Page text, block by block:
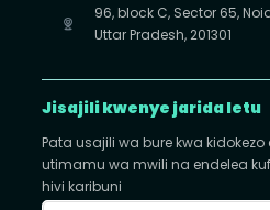
96, block C, Sector 65,
Uttar Pradesh, 201301
Jisajili kwenye jarida letu
Pata usajili wa bure kwa
utimamu wa mwili na endelea
hivi karibuni